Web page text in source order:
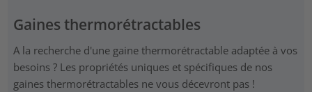
Gaines thermorétractables
A la recherche d'une gaine thermorétractable adaptée à vos
besoins ? Les propriétés uniques et spécifiques de nos
gaines thermorétractables ne vous décevront pas !